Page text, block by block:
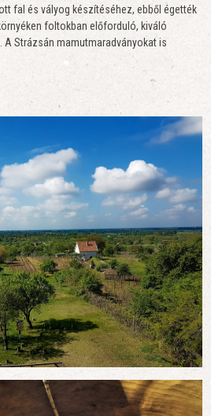
fal és vályog készítéséhez, ebből égették
foltokban előforduló, kiváló
Strázsán mamutmaradványokat is